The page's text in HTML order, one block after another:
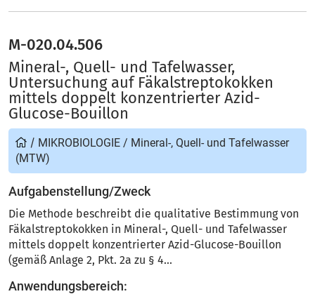
M-020.04.506
Mineral-, Quell- und Tafelwasser,
Untersuchung auf Fäkalstreptokokken
mittels doppelt konzentrierter Azid-
Glucose-Bouillon
/ MIKROBIOLOGIE / Mineral-, Quell- und Tafelwasser
(MTW)
Aufgabenstellung/Zweck
Die Methode beschreibt die qualitative Bestimmung von
Fäkalstreptokokken in Mineral-, Quell- und Tafelwasser
mittels doppelt konzentrierter Azid-Glucose-Bouillon
(gemäß Anlage 2, Pkt. 2a zu § 4...
Anwendungsbereich: